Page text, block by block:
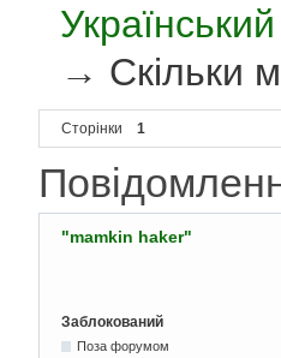
→ Скільки
Сторінки 1
"mamkin haker"
Заблокований
Поза форумом